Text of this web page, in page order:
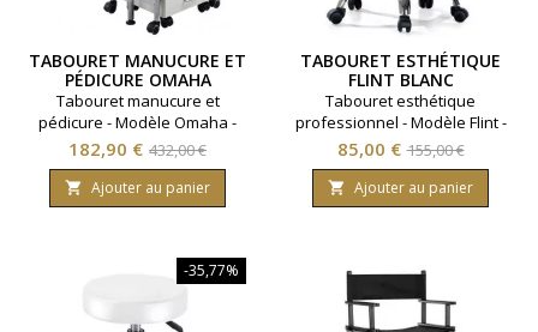
TABOURET MANUCURE ET
PÉDICURE OMAHA
Tabouret manucure et
pédicure - Modèle Omaha -
Bloc tiroirs amovibles.
Prix
182,90 € Prix
de
base
432,00 €
 Ajouter au panier
TABOURET ESTHÉTIQUE
FLINT BLANC
Tabouret esthétique
professionnel - Modèle Flint -
Coloris Blanc.
Prix
85,00 € Prix
de
base
155,00 €
 Ajouter au panier
-35,77%